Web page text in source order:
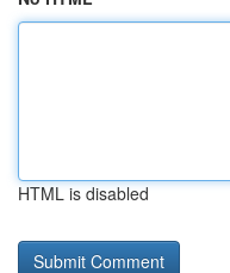
HTML is disabled